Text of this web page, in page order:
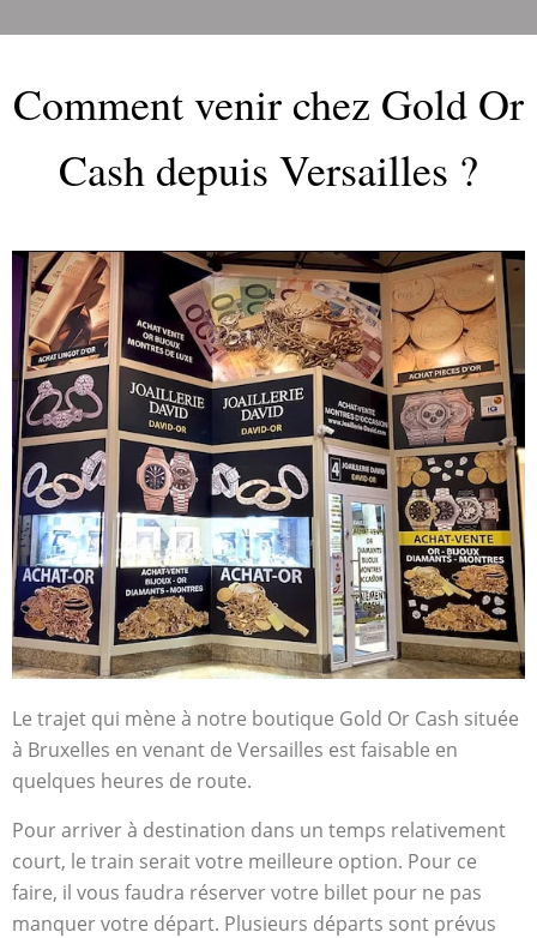
Comment venir chez Gold Or
Cash depuis Versailles ?
Le trajet qui mène à notre boutique Gold Or Cash située
à Bruxelles en venant de Versailles est faisable en
quelques heures de route.
Pour arriver à destination dans un temps relativement
court, le train serait votre meilleure option. Pour ce
faire, il vous faudra réserver votre billet pour ne pas
manquer votre départ. Plusieurs départs sont prévus